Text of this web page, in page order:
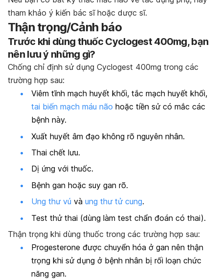
tham khảo ý kiến bác sĩ hoặc dược sĩ.
Thận trọng/Cảnh báo
Trước khi dùng thuốc Cyclogest 400mg, bạn
nên lưu ý những gì?
Chống chỉ định sử dụng Cyclogest 400mg trong các
trường hợp sau:
Viêm tĩnh mạch huyết khối, tắc mạch huyết khối,
tai biến mạch máu não hoặc tiền sử có mắc các
bệnh này.
Xuất huyết âm đạo không rõ nguyên nhân.
Thai chết lưu.
Dị ứng với thuốc.
Bệnh gan hoặc suy gan rõ.
Ung thư vú và ung thư tử cung.
Test thử thai (dùng làm test chẩn đoán có thai).
Thận trọng khi dùng thuốc trong các trường hợp sau:
Progesterone được chuyển hóa ở gan nên thận
trọng khi sử dụng ở bệnh nhân bị rối loạn chức
năng gan.